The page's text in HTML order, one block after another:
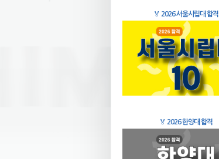
🏅 2026 서울시립대 합격
🏅 2026 한양대 합격